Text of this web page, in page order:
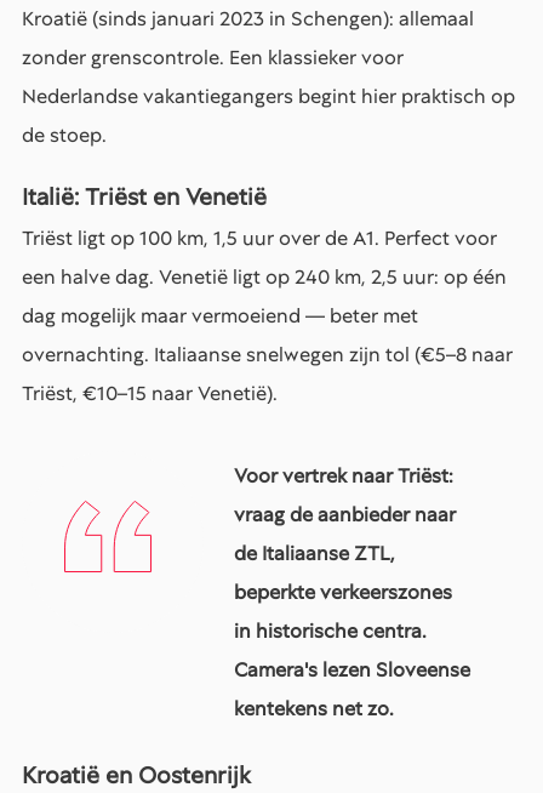
Kroatië (sinds januari 2023 in Schengen): allemaal
zonder grenscontrole. Een klassieker voor
Nederlandse vakantiegangers begint hier praktisch op
de stoep.
Italië: Triëst en Venetië
Triëst ligt op 100 km, 1,5 uur over de A1. Perfect voor
een halve dag. Venetië ligt op 240 km, 2,5 uur: op één
dag mogelijk maar vermoeiend — beter met
overnachting. Italiaanse snelwegen zijn tol (€5–8 naar
Triëst, €10–15 naar Venetië).
Voor vertrek naar Triëst:
vraag de aanbieder naar
de Italiaanse ZTL,
beperkte verkeerszones
in historische centra.
Camera's lezen Sloveense
kentekens net zo.
Kroatië en Oostenrijk